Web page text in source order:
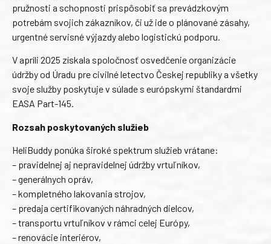
pružnosti a schopnosti prispôsobiť sa prevádzkovým
potrebám svojich zákazníkov, či už ide o plánované zásahy,
urgentné servisné výjazdy alebo logistickú podporu.
V apríli 2025 získala spoločnosť osvedčenie organizácie
údržby od Úradu pre civilné letectvo Českej republiky a všetky
svoje služby poskytuje v súlade s európskymi štandardmi
EASA Part-145.
Rozsah poskytovaných služieb
HeliBuddy ponúka široké spektrum služieb vrátane:
– pravidelnej aj nepravidelnej údržby vrtuľníkov,
– generálnych opráv,
– kompletného lakovania strojov,
– predaja certifikovaných náhradných dielcov,
– transportu vrtuľníkov v rámci celej Európy,
– renovácie interiérov,